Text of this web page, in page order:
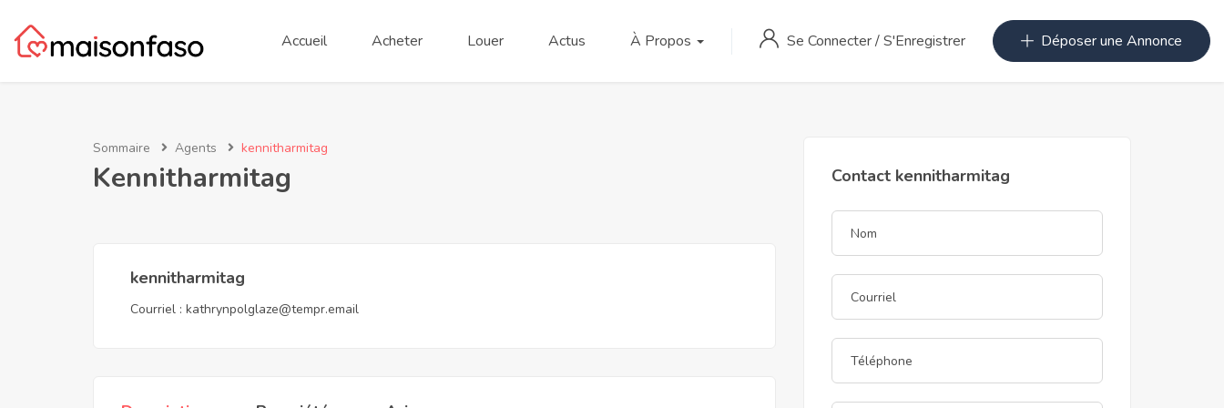
Accueil Acheter Louer Actus À Propos Se Connecter/S'Enregistrer Déposer une Annonce
Sommaire Agents kennitharmitag
Kennitharmitag
kennitharmitag
Courriel : kathrynpolglaze@tempr.email
Contact kennitharmitag